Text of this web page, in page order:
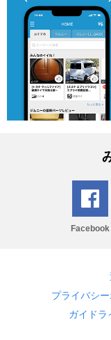
Facebook
プライバシ
ガイドラ